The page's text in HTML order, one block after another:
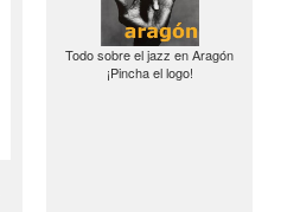
Todo sobre el jazz en Aragón
¡Pincha el logo!